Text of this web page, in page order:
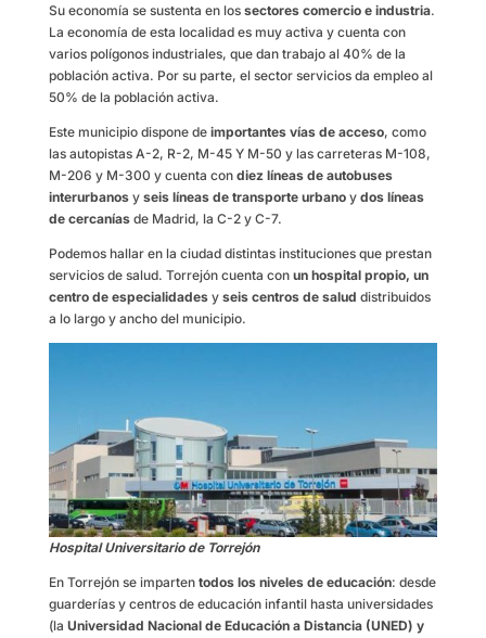
Su economía se sustenta en los sectores comercio e industria.
La economía de esta localidad es muy activa y cuenta con
varios polígonos industriales, que dan trabajo al 40% de la
población activa. Por su parte, el sector servicios da empleo al
50% de la población activa.
Este municipio dispone de importantes vías de acceso, como
las autopistas A-2, R-2, M-45 Y M-50 y las carreteras M-108,
M-206 y M-300 y cuenta con diez líneas de autobuses
interurbanos yseis líneas de transporte urbanoy dos líneas
de cercaníasde Madrid, la C-2 y C-7.
Podemos hallar en la ciudad distintas instituciones que prestan
servicios de salud. Torrejón cuenta con un hospital propio, un
centro de especialidades yseis centros de salud distribuidos
a lo largo y ancho del municipio.
Hospital Universitario de Torrejón
En Torrejón se imparten todos los niveles de educación: desde
guarderías y centros de educación infantil hasta universidades
(la Universidad Nacional de Educación a Distancia (UNED) y